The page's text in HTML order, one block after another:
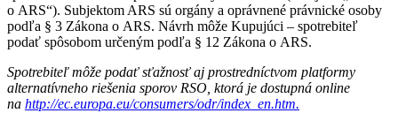
o ARS“). Subjektom ARS sú orgány a oprávnené právnické osoby
podľa § 3 Zákona o ARS. Návrh môže Kupujúci – spotrebiteľ
podať spôsobom určeným podľa § 12 Zákona o ARS.
Spotrebiteľ môže podať sťažnosť aj prostredníctvom platformy
alternatívneho riešenia sporov RSO, ktorá je dostupná online
na http://ec.europa.eu/consumers/odr/index_en.htm.